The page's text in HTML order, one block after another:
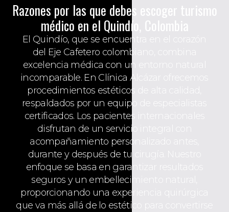
Razones por las que debes escoger turismo
médico en el Quindío, Colombia
El Quindío, que se encuentra en el corazón
del Eje Cafetero colombiano, combina
excelencia médica con un entorno natural
incomparable. En Clínica Alcázar ofrecemos
procedimientos estéticos de alta calidad,
respaldados por un equipo de especialistas
certificados. Los pacientes internacionales
disfrutan de un servicio integral con
acompañamiento personalizado antes,
durante y después de tu cirugía. Nuestro
enfoque se basa en garantizar resultados
seguros y un embellecimiento natural,
proporcionando una experiencia quirúrgica
que va más allá de lo estético para convertirse